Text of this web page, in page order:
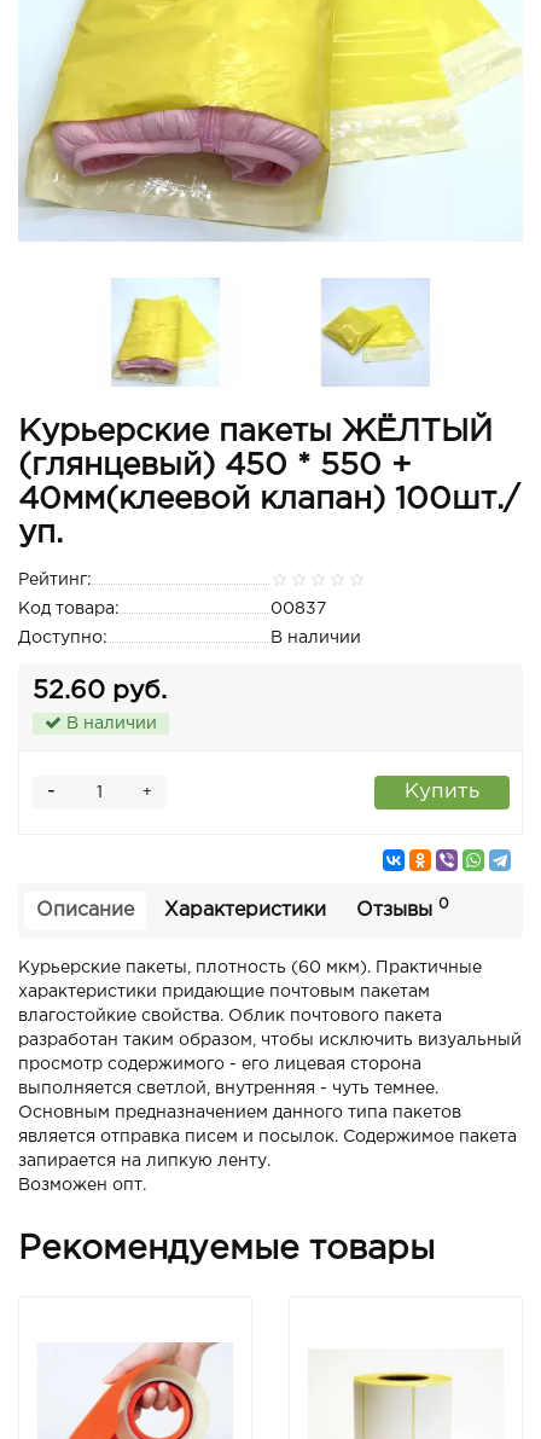
Курьерские пакеты ЖЁЛТЫЙ
(глянцевый) 450 * 550 +
40мм(клеевой клапан) 100шт./
уп.
Рейтинг:
Код товара:
00837
Доступно:
В наличии
52.60 руб.
В наличии
+
- Купить
Описание Характеристики Отзывы 0
Курьерские пакеты, плотность (60 мкм). Практичные
характеристики придающие почтовым пакетам
влагостойкие свойства. Облик почтового пакета
разработан таким образом, чтобы исключить визуальный
просмотр содержимого - его лицевая сторона
выполняется светлой, внутренняя - чуть темнее.
Основным предназначением данного типа пакетов
является отправка писем и посылок. Содержимое пакета
запирается на липкую ленту.
Возможен опт.
Рекомендуемые товары